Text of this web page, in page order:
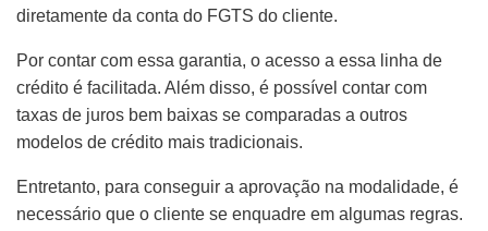
diretamente da conta do FGTS do cliente.
Por contar com essa garantia, o acesso a essa linha de
crédito é facilitada. Além disso, é possível contar com
taxas de juros bem baixas se comparadas a outros
modelos de crédito mais tradicionais.
Entretanto, para conseguir a aprovação na modalidade, é
necessário que o cliente se enquadre em algumas regras.